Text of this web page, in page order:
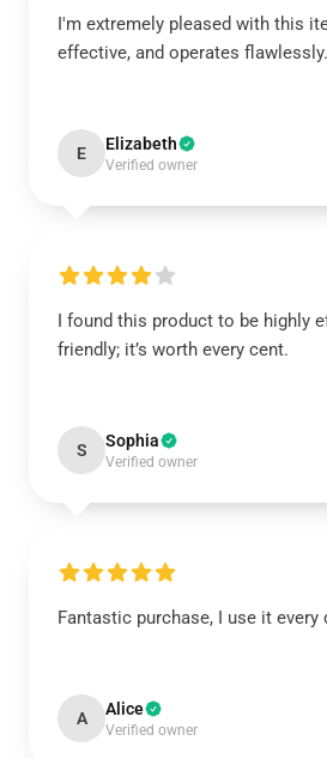
I'm extremely pleased with this
effective, and operates flawlessly.
E Elizabeth
Verified owner
I found this product to be highly
friendly; it’s worth every cent.
S Sophia
Verified owner
Fantastic purchase, I use it every
A Alice
Verified owner